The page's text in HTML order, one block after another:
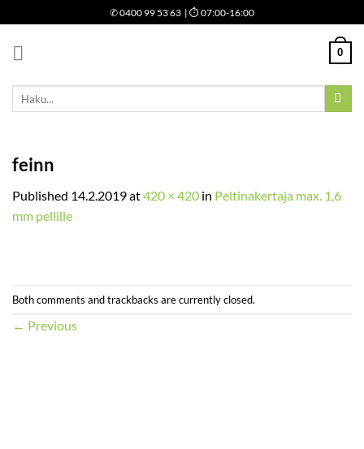
to
content
✆0400 99 53 63 | ⏱ 07:00-16:00
0
Etsi:
feinn
Published 14.2.2019at420 × 420 in Peltinakertaja max. 1,6
mm pellille
Both comments and trackbacks are currently closed.
← Previous